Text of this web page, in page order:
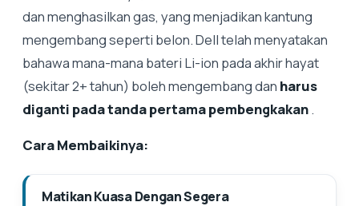
dan menghasilkan gas, yang menjadikan kantung
mengembang seperti belon. Dell telah menyatakan
bahawa mana-mana bateri Li-ion pada akhir hayat
(sekitar 2+ tahun) boleh mengembang dan harus
diganti pada tanda pertama pembengkakan .
Cara Membaikinya:
Matikan Kuasa Dengan Segera